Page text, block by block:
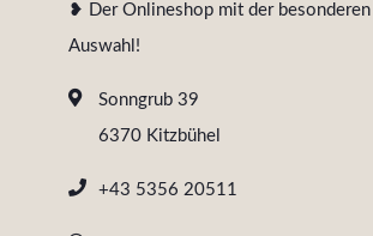
❥ Der Onlineshop mit der besonderen
Auswahl!
Sonngrub 39
6370 Kitzbühel
+43 5356 20511